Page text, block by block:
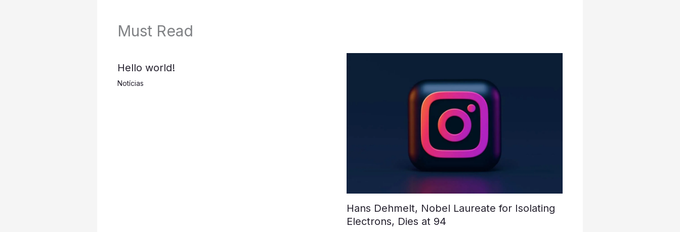
Must Read
Hello world!
Notícias
Hans Dehmelt, Nobel Laureate for Isolating
Electrons, Dies at 94